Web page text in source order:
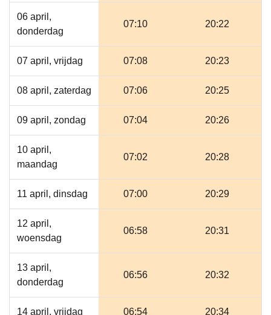
06 april,
donderdag
07:10 20:22
07 april, vrijdag 07:08 20:23
08 april, zaterdag 07:06 20:25
09 april, zondag 07:04 20:26
10 april,
maandag
07:02 20:28
11 april, dinsdag 07:00 20:29
12 april,
woensdag
06:58 20:31
13 april,
donderdag
06:56 20:32
14 april, vrijdag 06:54 20:34